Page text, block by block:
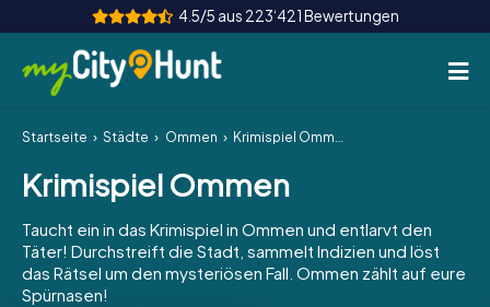
4.5/5 aus 223‘421 Bewertungen
So funktioniert's
Städte
Touren
Teamevent
Startseite Städte Ommen Krimispiel Ommen
Krimispiel Ommen
Taucht ein in das Krimispiel in Ommen und entlarvt den
Täter! Durchstreift die Stadt, sammelt Indizien und löst
das Rätsel um den mysteriösen Fall. Ommen zählt auf eure
Spürnasen!